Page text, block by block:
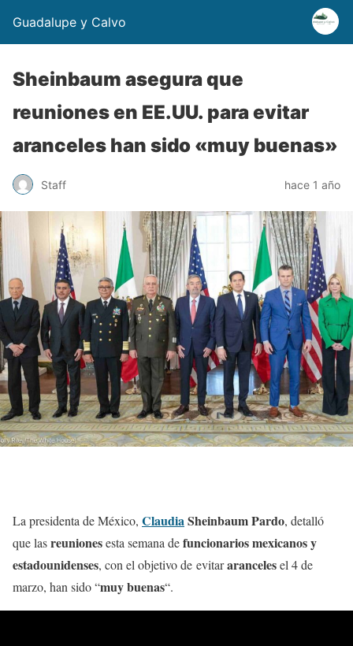
Guadalupe y Calvo
Sheinbaum asegura que
reuniones en EE.UU. para evitar
aranceles han sido «muy buenas»
Staff hace 1 año
La presidenta de México, ClaudiaSheinbaum Pardo, detalló
que lasreunionesesta semana defuncionarios mexicanos y
estadounidenses, con el objetivo de evitararancelesel 4 de
marzo, han sido “muy buenas“.